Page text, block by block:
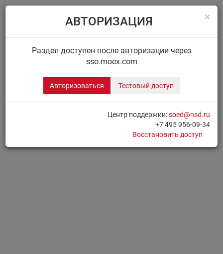
Menu
ДИСК.СООБЩЕНИЯ
×
АВТОРИЗАЦИЯ
Раздел доступен после авторизации через
sso.moex.com
Авторизоваться Тестовый доступ
Центр поддержки:soed@nsd.ru
+7 495 956-09-34
Восстановить доступ